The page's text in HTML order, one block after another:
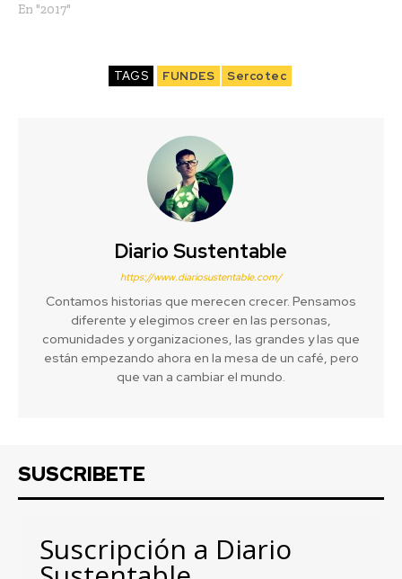
En "2017"
TAGS FUNDES Sercotec
Diario Sustentable
https://www.diariosustentable.com/
Contamos historias que merecen crecer. Pensamos
diferente y elegimos creer en las personas,
comunidades y organizaciones, las grandes y las que
están empezando ahora en la mesa de un café, pero
que van a cambiar el mundo.
SUSCRIBETE
Suscripción a Diario